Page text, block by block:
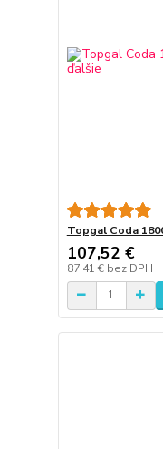
Topgal Coda
107,52 €
87,41 € bez DPH